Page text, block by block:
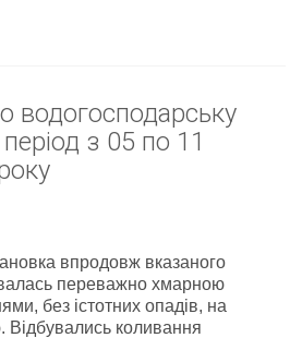
водогосподарську
з 05 по 11
впродовж вказаного
переважно хмарною
без істотних опадів, на
коливання